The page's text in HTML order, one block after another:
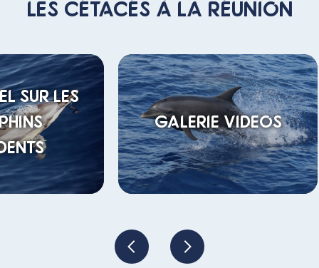
LES CÉTACÉS À LA RÉUNION
SUR LES
GALERIE VIDEOS